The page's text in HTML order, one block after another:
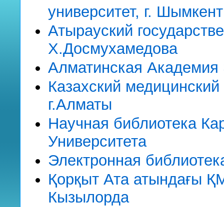
университет, г. Шымкент
Атырауский
Х.Досмухамедова
Алматинская Академия
Казахский
г.Алматы
Научная библиотека
Университета
Электронная
Қорқыт Ата атындағы
Кызылорда